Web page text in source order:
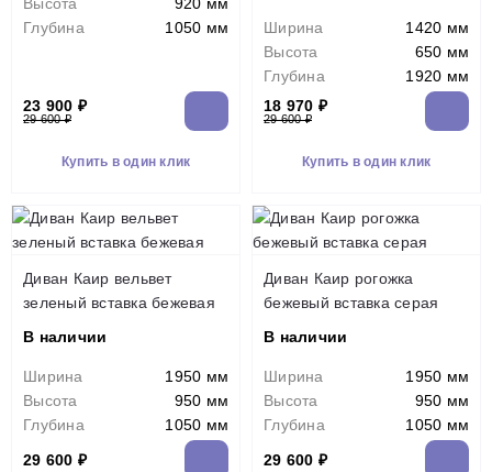
Глубина
1050 мм
23 900 ₽
29 600 ₽
Купить в один клик
Ширина
1420 мм
Высота
650 мм
Глубина
1920 мм
18 970 ₽
29 600 ₽
Купить в один клик
Диван Каир вельвет
зеленый вставка бежевая
В наличии
Ширина
1950 мм
Высота
950 мм
Глубина
1050 мм
29 600 ₽
Диван Каир рогожка
бежевый вставка серая
В наличии
Ширина
1950 мм
Высота
950 мм
Глубина
1050 мм
29 600 ₽